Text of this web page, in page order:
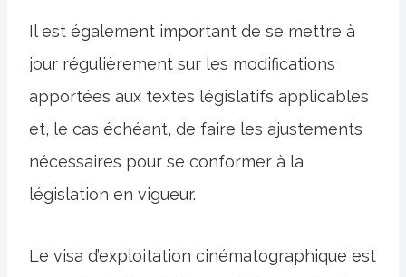
Il est également important de se mettre à
jour régulièrement sur les modifications
apportées aux textes législatifs applicables
et, le cas échéant, de faire les ajustements
nécessaires pour se conformer à la
législation en vigueur.
Le visa d’exploitation cinématographique est